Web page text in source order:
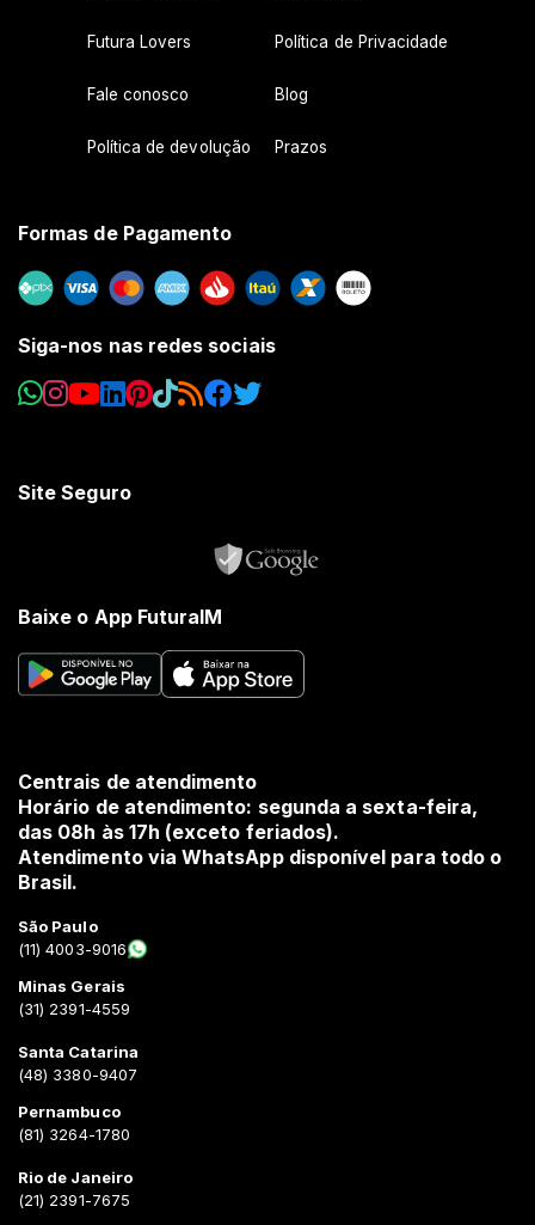
Futura Lovers Política de Privacidade
Fale conosco Blog
Política de devolução Prazos
Formas de Pagamento
Siga-nos nas redes sociais
Site Seguro
Baixe o App FuturaIM
Centrais de atendimento
Horário de atendimento: segunda a sexta-feira,
das 08h às 17h (exceto feriados).
Atendimento via WhatsApp disponível para todo o
Brasil.
São Paulo
(11) 4003-9016
Minas Gerais
(31) 2391-4559
Santa Catarina
(48) 3380-9407
Pernambuco
(81) 3264-1780
Rio de Janeiro
(21) 2391-7675